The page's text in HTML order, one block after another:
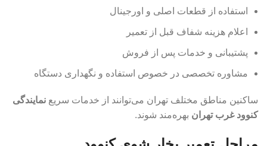
استفاده از قطعات اصلی و اورجینال
اعلام هزینه شفاف قبل از تعمیر
پشتیبانی و خدمات پس از فروش
مشاوره تخصصی در خصوص استفاده و نگهداری دستگاه
ساکنین مناطق مختلف تهران می‌توانند از خدمات سریع نمایندگی
کنوود غرب تهران بهره‌مند شوند.